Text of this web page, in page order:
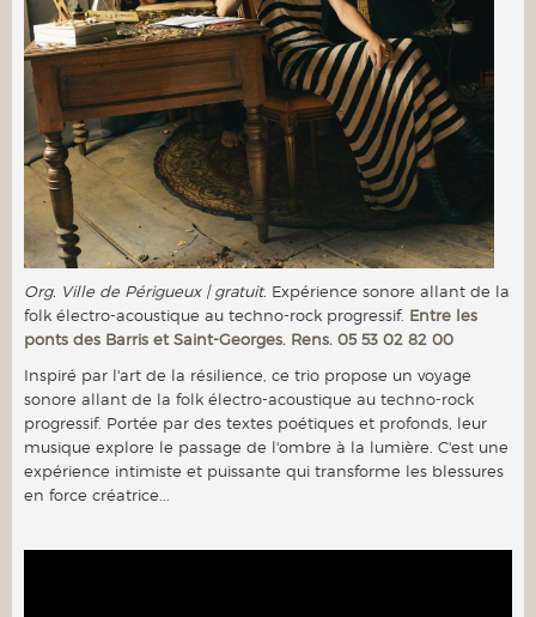
Org. Ville de Périgueux | gratuit. Expérience sonore allant de la
folk électro-acoustique au techno-rock progressif. Entre les
ponts des Barris et Saint-Georges. Rens. 05 53 02 82 00
Inspiré par l'art de la résilience, ce trio propose un voyage
sonore allant de la folk électro-acoustique au techno-rock
progressif. Portée par des textes poétiques et profonds, leur
musique explore le passage de l'ombre à la lumière. C'est une
expérience intimiste et puissante qui transforme les blessures
en force créatrice...